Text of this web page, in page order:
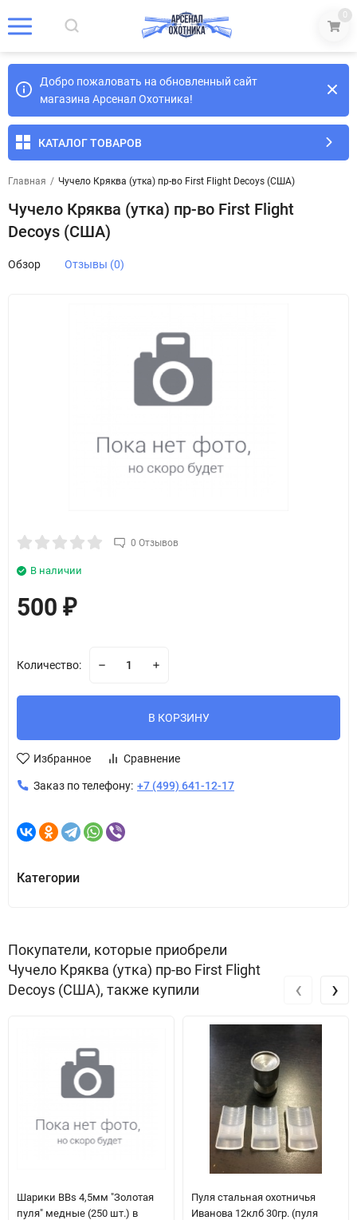
0
Добро пожаловать на обновленный сайт
магазина Арсенал Охотника!
КАТАЛОГ ТОВАРОВ
Главная / Чучело Кряква (утка) пр-во First Flight Decoys (США)
Чучело Кряква (утка) пр-во First Flight
Decoys (США)
Обзор Отзывы (0)
0 Отзывов
В наличии
500 ₽
Количество:
В КОРЗИНУ
Избранное Сравнение
Заказ по телефону: +7 (499) 641-12-17
Категории
Покупатели, которые приобрели
Чучело Кряква (утка) пр-во First Flight
Decoys (США), также купили
Шарики BBs 4,5мм "Золотая
пуля" медные (250 шт.) в
Пуля стальная охотничья
Иванова 12клб 30гр. (пуля
‹ ›